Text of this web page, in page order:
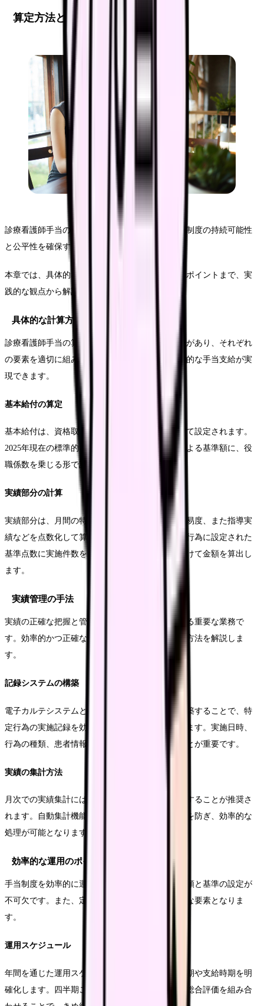
算定方法と運用
診療看護師手当の適切な算定と効率的な運用は、制度の持続可能性
と公平性を確保する上で極めて重要です。
本章では、具体的な計算方法から実務的な運用のポイントまで、実
践的な観点から解説します。
具体的な計算方法
診療看護師手当の算定には、基本部分と変動部分があり、それぞれ
の要素を適切に組み合わせることで、公平で効果的な手当支給が実
現できます。
基本給付の算定
基本給付は、資格取得後の経験年数や役職に応じて設定されます。
2025年現在の標準的な算定方式では、経験年数による基準額に、役
職係数を乗じる形で計算されます。
実績部分の計算
実績部分は、月間の特定行為実施件数や、その難易度、また指導実
績などを点数化して算定します。具体的には、各行為に設定された
基準点数に実施件数を乗じ、その合計に係数を掛けて金額を算出し
ます。
実績管理の手法
実績の正確な把握と管理は、手当算定の基礎となる重要な業務で
す。効率的かつ正確な実績管理のための具体的な方法を解説しま
す。
記録システムの構築
電子カルテシステムと連携した記録システムを構築することで、特
定行為の実施記録を効率的に収集することができます。実施日時、
行為の種類、患者情報などを漏れなく記録することが重要です。
実績の集計方法
月次での実績集計には、専用の集計ツールを活用することが推奨さ
れます。自動集計機能により、手作業による誤りを防ぎ、効率的な
処理が可能となります。
効率的な運用のポイント
手当制度を効率的に運用するためには、明確な手順と基準の設定が
不可欠です。また、定期的な見直しと改善も重要な要素となりま
す。
運用スケジュール
年間を通じた運用スケジュールを策定し、評価時期や支給時期を明
確化します。四半期ごとの実績評価と、年次での総合評価を組み合